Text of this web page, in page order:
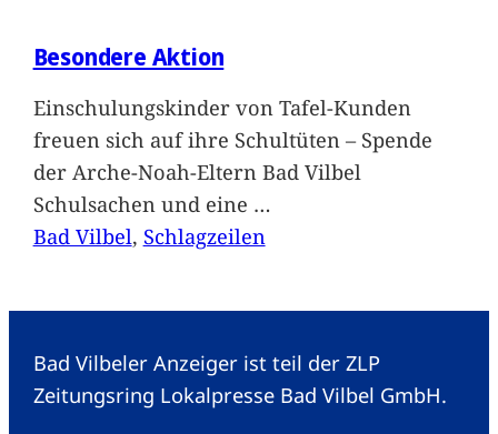
Besondere Aktion
Einschulungskinder von Tafel-Kunden
freuen sich auf ihre Schultüten – Spende
der Arche-Noah-Eltern Bad Vilbel
Schulsachen und eine …
Bad Vilbel, Schlagzeilen
Bad Vilbeler Anzeiger ist teil der ZLP
Zeitungsring Lokalpresse Bad Vilbel GmbH.